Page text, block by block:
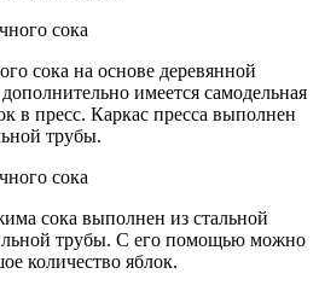
сока на основе деревянной
имеется самодельная
в пресс. Каркас пресса выполнен
трубы.
сока выполнен из стальной
трубы. С его помощью можно
количество яблок.